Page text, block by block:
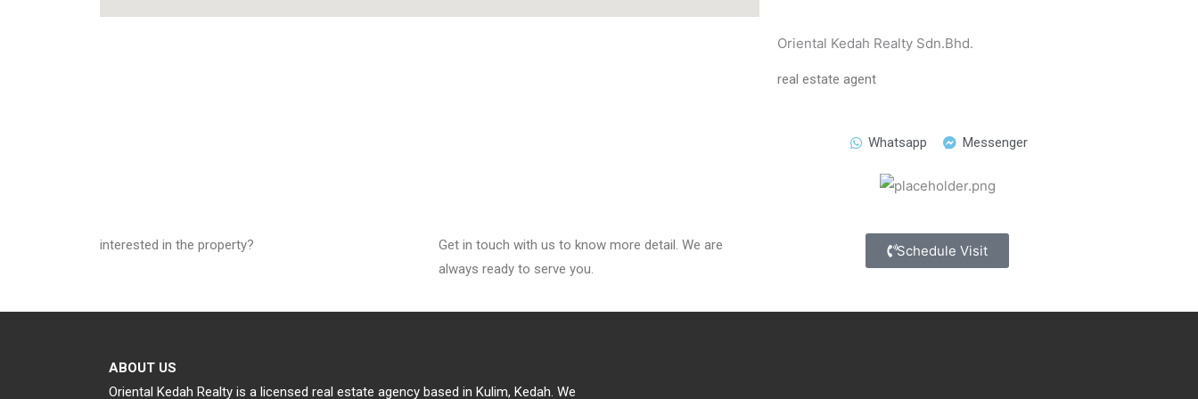
Oriental Kedah Realty Sdn.Bhd.
real estate agent
Whatsapp Messenger
interested in the property?
Get in touch with us to know more detail. We are
always ready to serve you.
Schedule Visit
ABOUT US
Oriental Kedah Realty is a licensed real estate agency based in Kulim, Kedah. We